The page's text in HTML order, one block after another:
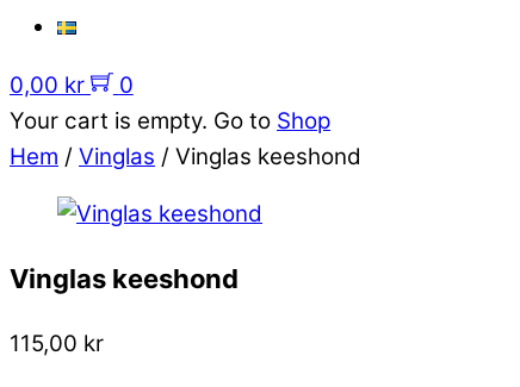
0,00 kr
0
Your cart is empty. Go to Shop
Hem / Vinglas / Vinglas keeshond
Vinglas keeshond
115,00 kr